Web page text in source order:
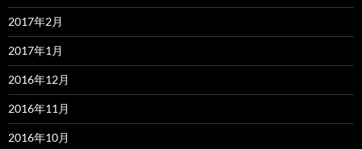
2017年2月
2017年1月
2016年12月
2016年11月
2016年10月